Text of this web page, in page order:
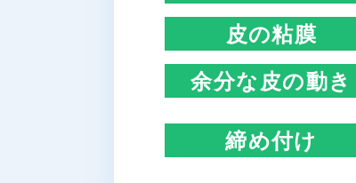
皮の粘膜
余分な皮の動き
締め付け